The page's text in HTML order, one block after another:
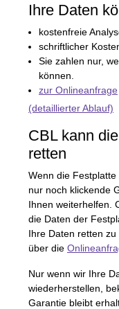
Ihre Daten
kostenfreie
schriftlicher
Sie zahlen nur,
können.
zur Onlineanfrage
(detaillierter Ablauf)
CBLkann
retten
Wenn die
nur noch klickende
Ihnen weiterhelfen.
die Daten der
Ihre Daten retten
über die
Nur wenn wir Ihre
wiederherstellen,
Garantie bleibt